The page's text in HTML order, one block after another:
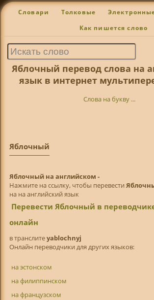
Словари Толковые
Как пишется слово
Яблочный перевод слова на
язык в интернет
Слова на букву ...
Яблочный
Яблочный на английском -
Нажмите на ссылку, чтобы перевести
на на английский язык
Перевести Яблочный в
онлайн
в транслитeyablochnyj
Онлайн переводчики для других языков:
на эстонском
на филиппинском
на французском